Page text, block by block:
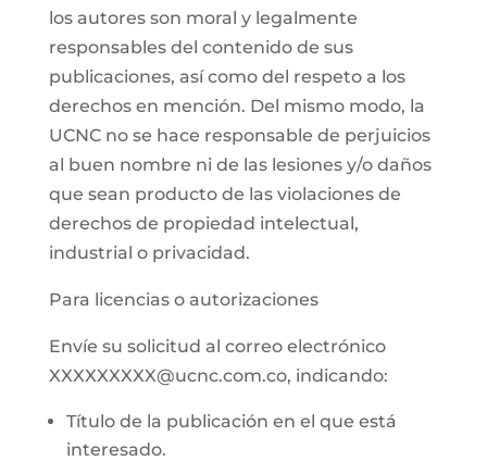
los autores son moral y legalmente
responsables del contenido de sus
publicaciones, así como del respeto a los
derechos en mención. Del mismo modo, la
UCNC no se hace responsable de perjuicios
al buen nombre ni de las lesiones y/o daños
que sean producto de las violaciones de
derechos de propiedad intelectual,
industrial o privacidad.
Para licencias o autorizaciones
Envíe su solicitud al correo electrónico
XXXXXXXXX@ucnc.com.co, indicando:
Título de la publicación en el que está
interesado.